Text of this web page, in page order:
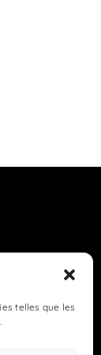
telles que les